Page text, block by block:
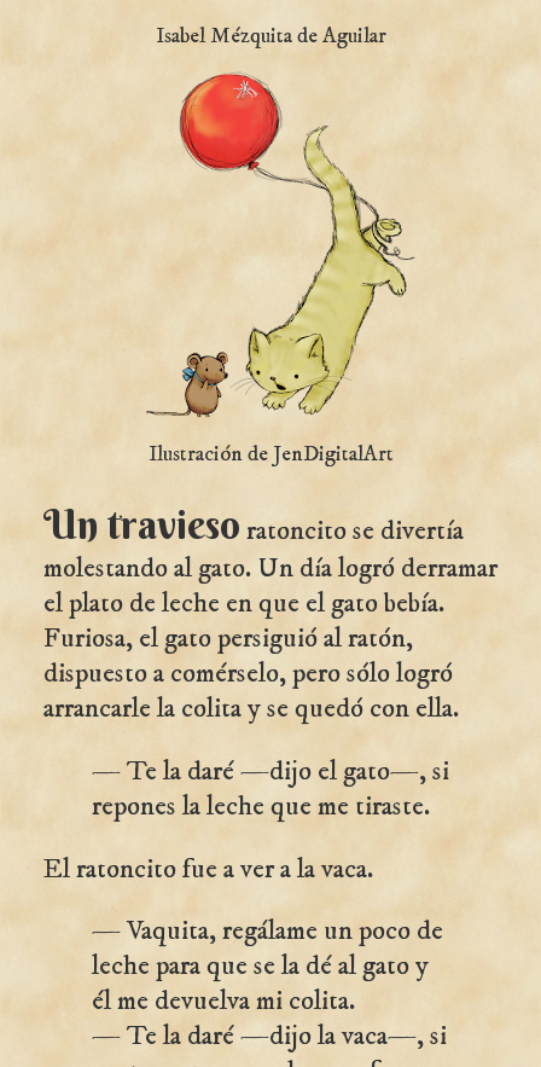
Isabel Mézquita de Aguilar
Ilustración de JenDigitalArt
Un travieso ratoncito se divertía
molestando al gato. Un día logró derramar
el plato de leche en que el gato bebía.
Furiosa, el gato persiguió al ratón,
dispuesto a comérselo, pero sólo logró
arrancarle la colita y se quedó con ella.
— Te la daré —dijo el gato—, si
repones la leche que me tiraste.
El ratoncito fue a ver a la vaca.
— Vaquita, regálame un poco de
leche para que se la dé al gato y
él me devuelva mi colita.
— Te la daré —dijo la vaca—, si